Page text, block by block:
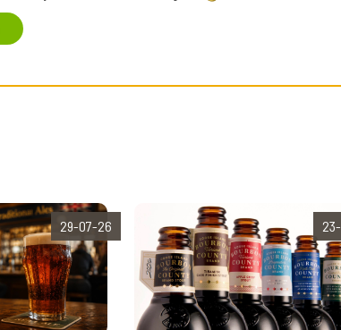
29-07-26